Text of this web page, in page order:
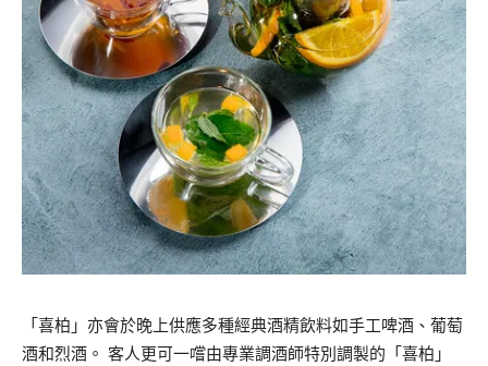
「喜柏」亦會於晚上供應多種經典酒精飲料如手工啤酒、葡萄
酒和烈酒。 客人更可一嚐由專業調酒師特別調製的「喜柏」